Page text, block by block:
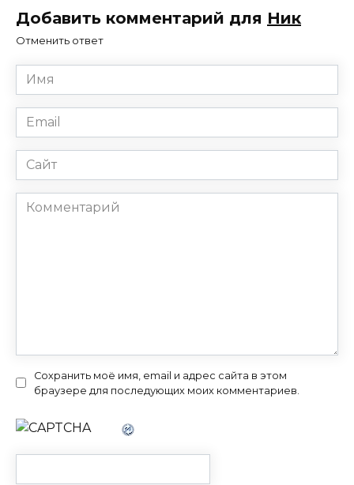
Добавить комментарий для Ник
Отменить ответ
Имя
*
Email
*
Сайт
Комментарий
Сохранить моё имя, email и адрес сайта в этом
браузере для последующих моих комментариев.